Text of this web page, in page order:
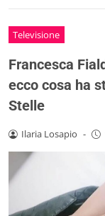
Televisione
Francesca
ecco cosa ha
Stelle
Ilaria Losapio -